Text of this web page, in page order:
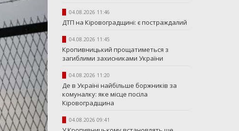
04.08.2026 11:46
ДТП на Кіровоградщині: є постраждалий
04.08.2026 11:45
Кропивницький прощатиметься з
загиблими захисниками України
04.08.2026 11:20
Де в Україні найбільше боржників за
комуналку: яке місце посіла
Кіровоградщина
04.08.2026 09:41